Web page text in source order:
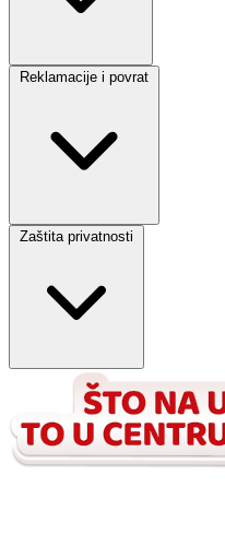
Reklamacije i povrat
Zaštita privatnosti